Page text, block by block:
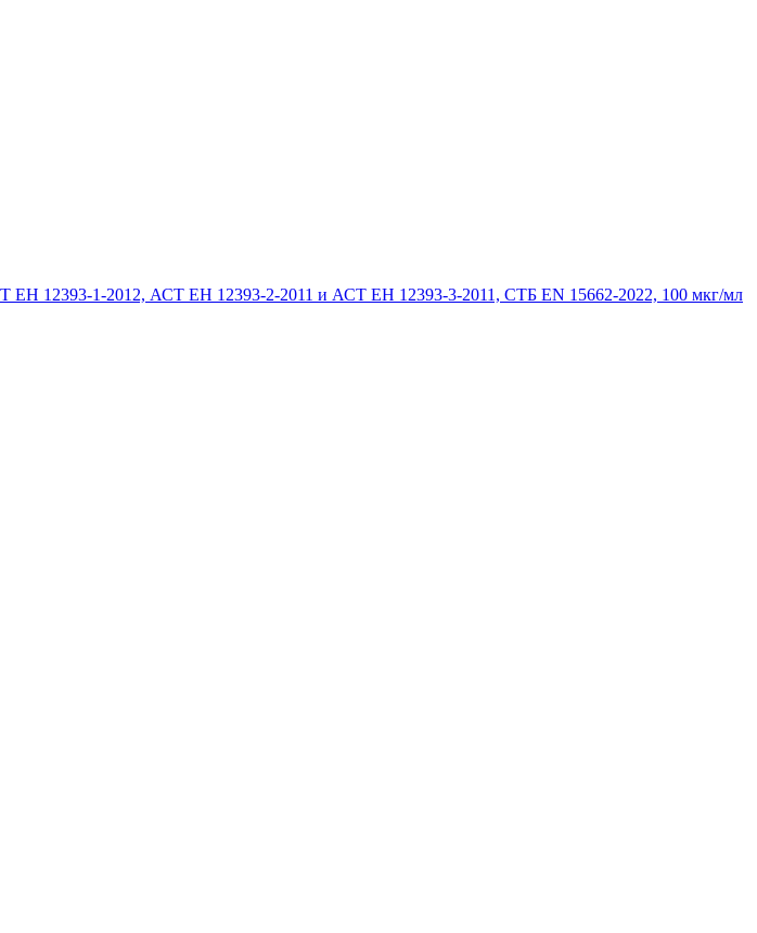
ЕН 12393-1-2012, АСТ ЕН 12393-2-2011 и АСТ ЕН 12393-3-2011, СТБ EN 15662-2022, 100 мкг/мл